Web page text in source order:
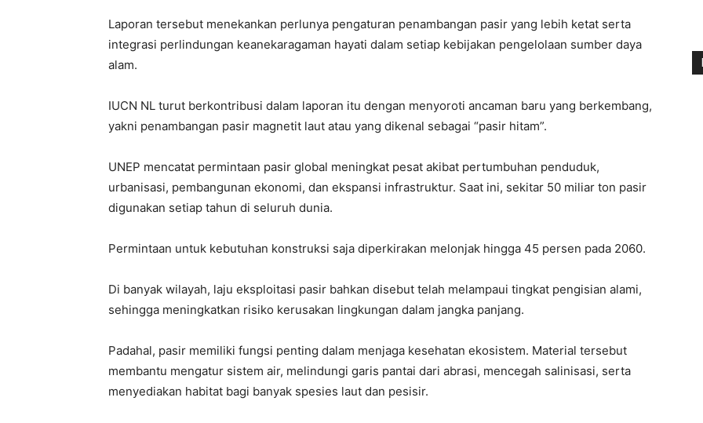
Laporan tersebut menekankan perlunya pengaturan penambangan pasir yang lebih ketat serta
integrasi perlindungan keanekaragaman hayati dalam setiap kebijakan pengelolaan sumber daya
alam.
IUCN NL turut berkontribusi dalam laporan itu dengan menyoroti ancaman baru yang berkembang,
yakni penambangan pasir magnetit laut atau yang dikenal sebagai “pasir hitam”.
UNEP mencatat permintaan pasir global meningkat pesat akibat pertumbuhan penduduk,
urbanisasi, pembangunan ekonomi, dan ekspansi infrastruktur. Saat ini, sekitar 50 miliar ton pasir
digunakan setiap tahun di seluruh dunia.
Permintaan untuk kebutuhan konstruksi saja diperkirakan melonjak hingga 45 persen pada 2060.
Di banyak wilayah, laju eksploitasi pasir bahkan disebut telah melampaui tingkat pengisian alami,
sehingga meningkatkan risiko kerusakan lingkungan dalam jangka panjang.
Padahal, pasir memiliki fungsi penting dalam menjaga kesehatan ekosistem. Material tersebut
membantu mengatur sistem air, melindungi garis pantai dari abrasi, mencegah salinisasi, serta
menyediakan habitat bagi banyak spesies laut dan pesisir.